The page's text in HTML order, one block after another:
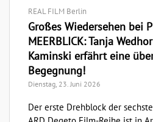
REAL FILM Berlin
Großes Wiedersehen bei
MEERBLICK: Tanja
Kaminski erfährt eine
Begegnung!
Dienstag, 23. Juni 2026
Der erste Drehblock der